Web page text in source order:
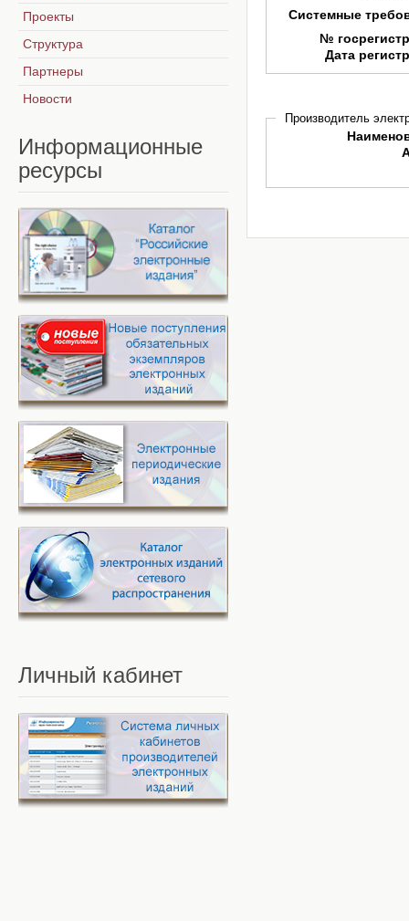
Системные
№
Дата
Производитель
Проекты
Структура
Партнеры
Новости
Информационные
ресурсы
Личный кабинет